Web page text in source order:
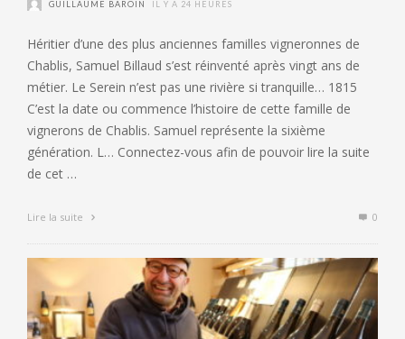
GUILLAUME BAROIN IL Y A 24 HEURES
Héritier d’une des plus anciennes familles vigneronnes de
Chablis, Samuel Billaud s’est réinventé après vingt ans de
métier. Le Serein n’est pas une rivière si tranquille… 1815
C’est la date ou commence l’histoire de cette famille de
vignerons de Chablis. Samuel représente la sixième
génération. L… Connectez-vous afin de pouvoir lire la suite
de cet …
Lire la suite 0